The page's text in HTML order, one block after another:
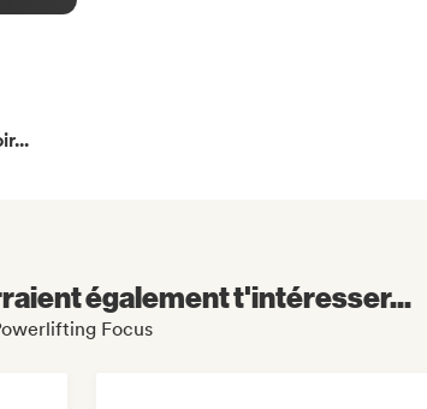
également t'intéresser...
Focus